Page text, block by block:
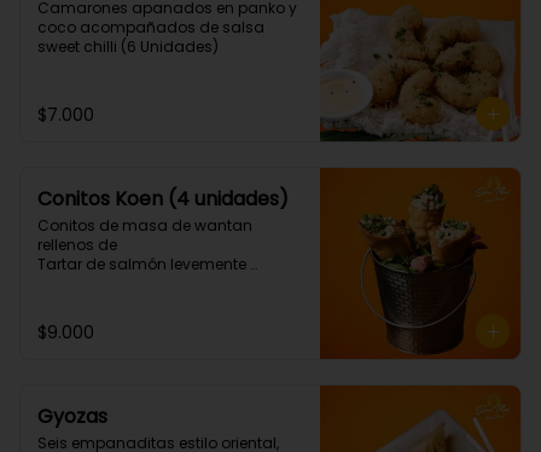
Camarones apanados en panko y
coco acompañados de salsa
sweet chilli (6 Unidades)
$7.000
Conitos Koen (4 unidades)
Conitos de masa de wantan
rellenos de
Tartar de salmón levemente
$9.000
Gyozas
Seis empanaditas estilo oriental,